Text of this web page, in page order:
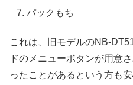
パックもち
これは、旧モデルのNB-
ドのメニューボタンが用意
ったことがあるという方も